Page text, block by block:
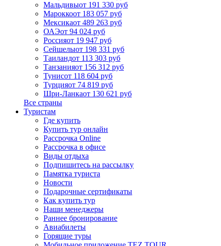
Мальдивыот 191 330 руб
Мароккоот 183 057 руб
Мексикаот 489 263 руб
ОАЭот 94 024 руб
Россияот 19 947 руб
Сейшелыот 198 331 руб
Таиландот 113 303 руб
Танзанияот 156 312 руб
Тунисот 118 604 руб
Турцияот 74 819 руб
Шри-Ланкаот 130 621 руб
Все страны
Туристам
Где купить
Купить тур онлайн
Рассрочка Online
Рассрочка в офисе
Виды отдыха
Подпишитесь на рассылку
Памятка туриста
Новости
Подарочные сертификаты
Как купить тур
Наши менеджеры
Раннее бронирование
Авиабилеты
Горящие туры